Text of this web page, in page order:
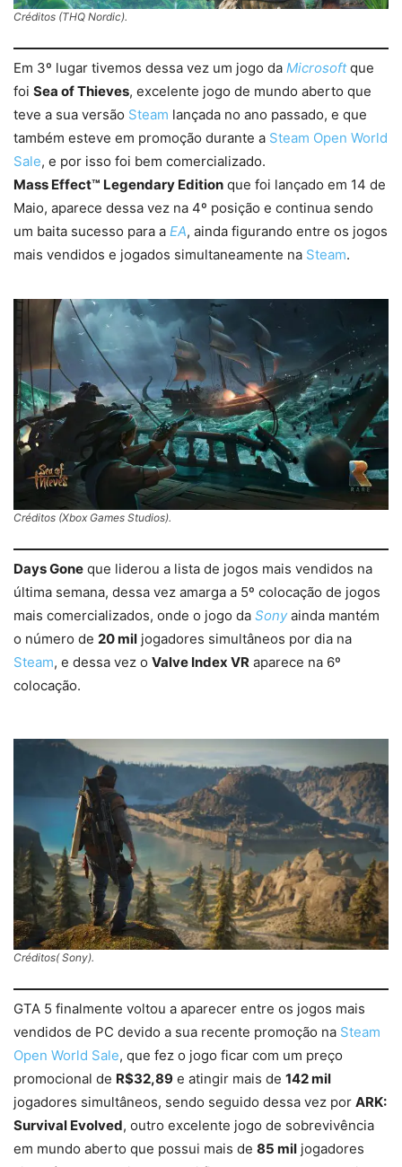
Créditos (THQ Nordic).
Em 3º lugar tivemos dessa vez um jogo da Microsoftque
foi Sea of Thieves, excelente jogo de mundo aberto que
teve a sua versão Steam lançada no ano passado, e que
também esteve em promoção durante a Steam Open World
Sale, e por isso foi bem comercializado.
Mass Effect™ Legendary Edition que foi lançado em 14 de
Maio, aparece dessa vez na 4º posição e continua sendo
um baita sucesso para a EA, ainda figurando entre os jogos
mais vendidos e jogados simultaneamente na Steam.
Créditos (Xbox Games Studios).
Days Gone que liderou a lista de jogos mais vendidos na
última semana, dessa vez amarga a 5º colocação de jogos
mais comercializados, onde o jogo da Sony ainda mantém
o número de 20 mil jogadores simultâneos por dia na
Steam, e dessa vez o Valve Index VR aparece na 6º
colocação.
Créditos( Sony).
GTA 5 finalmente voltou a aparecer entre os jogos mais
vendidos de PC devido a sua recente promoção na Steam
Open World Sale, que fez o jogo ficar com um preço
promocional de R$32,89 e atingir mais de 142 mil
jogadores simultâneos, sendo seguido dessa vez por ARK:
Survival Evolved, outro excelente jogo de sobrevivência
em mundo aberto que possui mais de 85 mil jogadores